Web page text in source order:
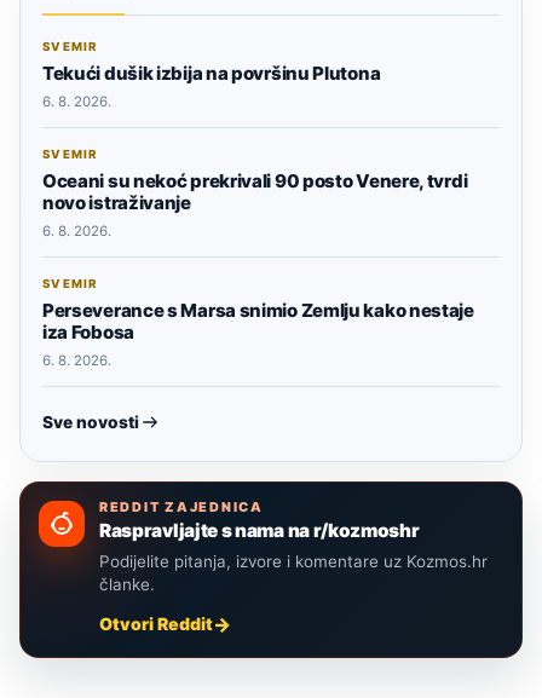
SVEMIR
Tekući dušik izbija na površinu Plutona
6. 8. 2026.
SVEMIR
Oceani su nekoć prekrivali 90 posto Venere, tvrdi
novo istraživanje
6. 8. 2026.
SVEMIR
Perseverance s Marsa snimio Zemlju kako nestaje
iza Fobosa
6. 8. 2026.
Sve novosti
REDDIT ZAJEDNICA
Raspravljajte s nama na r/kozmoshr
Podijelite pitanja, izvore i komentare uz Kozmos.hr
članke.
Otvori Reddit